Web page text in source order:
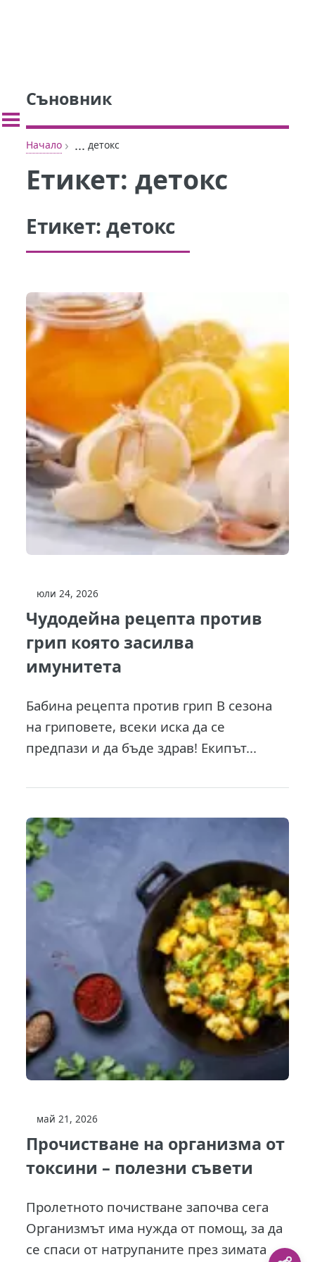
Съновник
Начало › ... детокс
Етикет:детокс
Етикет:детокс
юли 24, 2026
Чудодейна рецепта против
грип която засилва
имунитета
Бабина рецепта против грип В сезона
на гриповете, всеки иска да се
предпази и да бъде здрав! Екипът...
май 21, 2026
Прочистване на организма от
токсини – полезни съвети
Пролетното почистване започва сега
Организмът има нужда от помощ, за да
се спаси от натрупаните през зимата